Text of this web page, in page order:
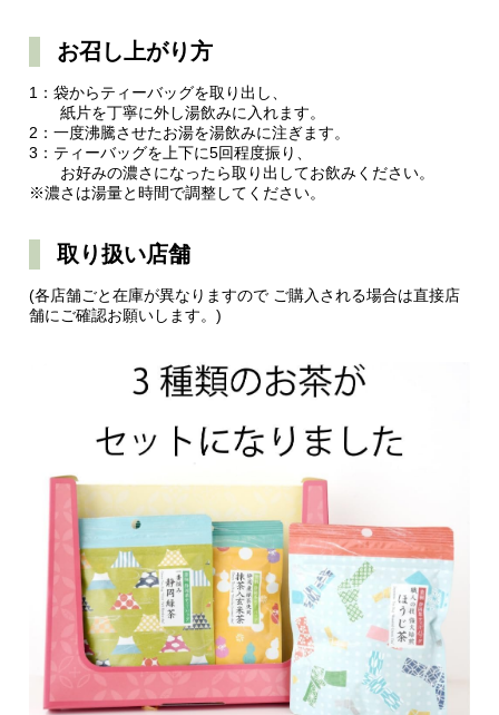
お召し上がり方
1：袋からティーバッグを取り出し、
紙片を丁寧に外し湯飲みに入れます。
2：一度沸騰させたお湯を湯飲みに注ぎます。
3：ティーバッグを上下に5回程度振り、
お好みの濃さになったら取り出してお飲みください。
※濃さは湯量と時間で調整してください。
取り扱い店舗
(各店舗ごと在庫が異なりますので ご購入される場合は直接店
舗にご確認お願いします。)